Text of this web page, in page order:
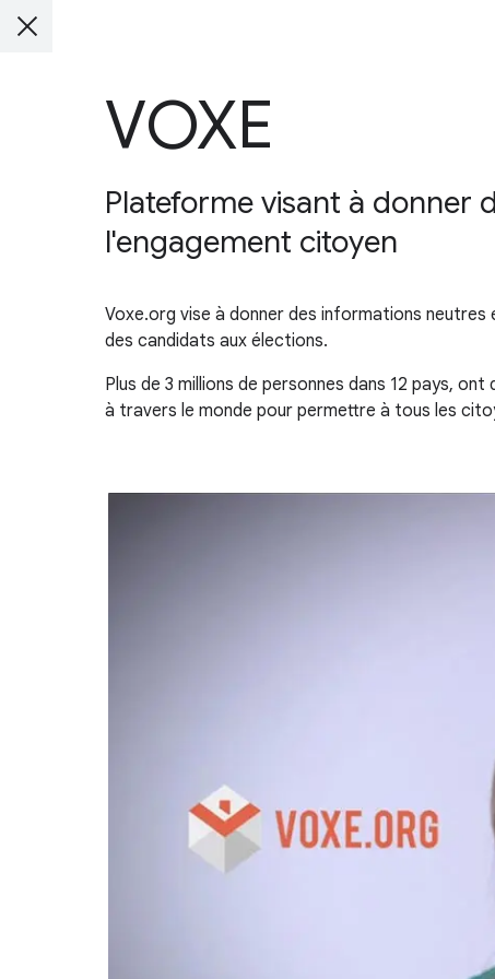
VOXE
Plateforme visant à donner
l'engagement citoyen
Voxe.org vise à donner des informations
des candidats aux élections.
Plus de 3 millions de personnes dans 12 pays,
à travers le monde pour permettre à tous les